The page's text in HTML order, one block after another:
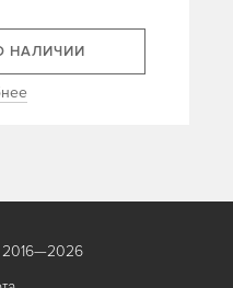
НАЛИЧИИ
2016—2026